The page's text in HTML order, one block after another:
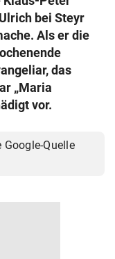
bei Steyr
Als er die
das
„Maria
vor.
Quelle